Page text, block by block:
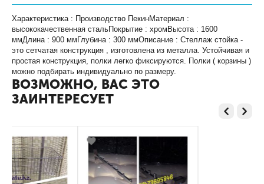
Характеристика : Производство ПекинМатериал :
высококачественная стальПокрытие : хромВысота : 1600
ммДлина : 900 ммГлубина : 300 ммОписание : Стеллаж стойка -
это сетчатая конструкция , изготовлена из металла. Устойчивая и
простая конструкция, полки легко фиксируются. Полки ( корзины )
можно подбирать индивидуально по размеру.
ВОЗМОЖНО, ВАС ЭТО
ЗАИНТЕРЕСУЕТ